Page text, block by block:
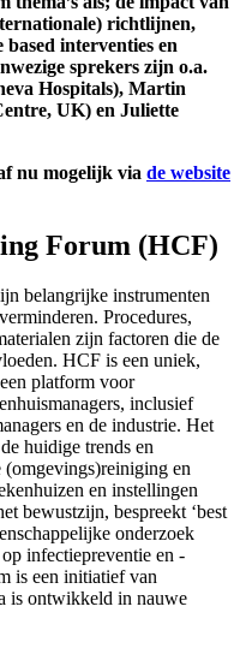
richtlijnen,
interventies en
sprekers zijn o.a.
Hospitals), Martin
UK) en Juliette
nu mogelijk via de website
Forum (HCF)
belangrijke instrumenten
Procedures,
zijn factoren die de
HCF is een uniek,
platform voor
inclusief
en de industrie. Het
huidige trends en
en
en instellingen
bewustzijn, bespreekt ‘best
onderzoek
infectiepreventie en -
is een initiatief van
is ontwikkeld in nauwe